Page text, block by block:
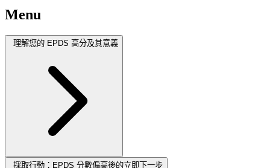
Menu
理解您的 EPDS 高分及其意義
採取行動：EPDS 分數偏高後的立即下一步